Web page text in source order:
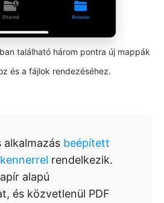
található három pontra új mappák
és a fájlok rendezéséhez.
alkalmazás beépített
rendelkezik.
alapú
és közvetlenül PDF